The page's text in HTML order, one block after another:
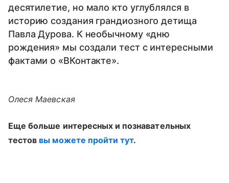
десятилетие, но мало кто углублялся в
историю создания грандиозного детища
Павла Дурова. К необычному «дню
рождения» мы создали тест с интересными
фактами о «ВКонтакте».
Олеся Маевская
Еще больше интересных и познавательных
тестов вы можете пройти тут.